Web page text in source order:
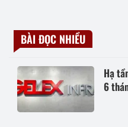
BÀI ĐỌC NHIỀU
Hạ
6